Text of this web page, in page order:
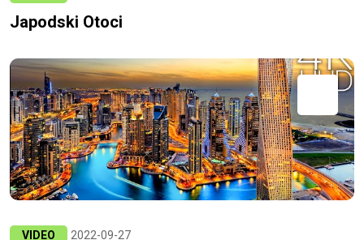
Japodski Otoci
VIDEO 2022-09-27